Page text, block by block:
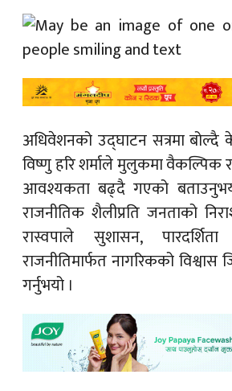
अधिवेशनको उद्घाटन सत्रमा बोल्दै
विष्णु हरि शर्माले मुलुकमा वैकल्पिक
आवश्यकता बढ्दै गएको
राजनीतिक शैलीप्रति जनताको
रास्वपाले सुशासन,
राजनीतिमार्फत नागरिकको
गर्नुभयो ।